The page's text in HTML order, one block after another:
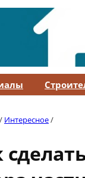
/ Интересное/